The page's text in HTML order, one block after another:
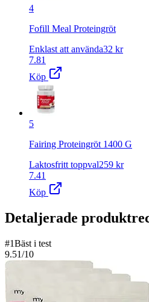
4
Fofill Meal Proteingröt
Enklast att använda32 kr
7.81
Köp
5
Fairing Proteingröt 1400 G
Laktosfritt toppval259 kr
7.41
Köp
Detaljerade
#1Bäst i test
9.51/10